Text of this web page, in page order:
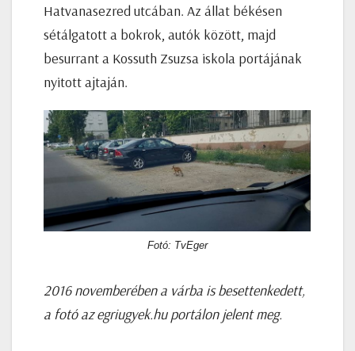
Hatvanasezred utcában. Az állat békésen
sétálgatott a bokrok, autók között, majd
besurrant a Kossuth Zsuzsa iskola portájának
nyitott ajtaján.
Fotó: TvEger
2016 novemberében a várba is besettenkedett,
a fotó az egriugyek.hu portálon jelent meg.